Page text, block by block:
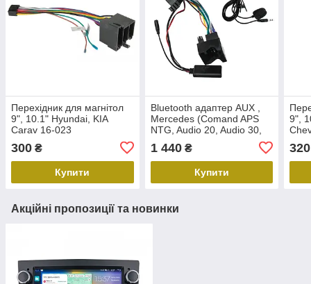
Перехідник для магнітол
9", 10.1" Hyundai, KIA
Carav 16-023
300 ₴
Купити
Bluetooth адаптер AUX ,
Mercedes (Comand APS
NTG, Audio 20, Audio 30,
Audio 50 APS) , AWM BTM-
10
1 440₴
Купити
9",
320
Акційні пропозиції та новинки